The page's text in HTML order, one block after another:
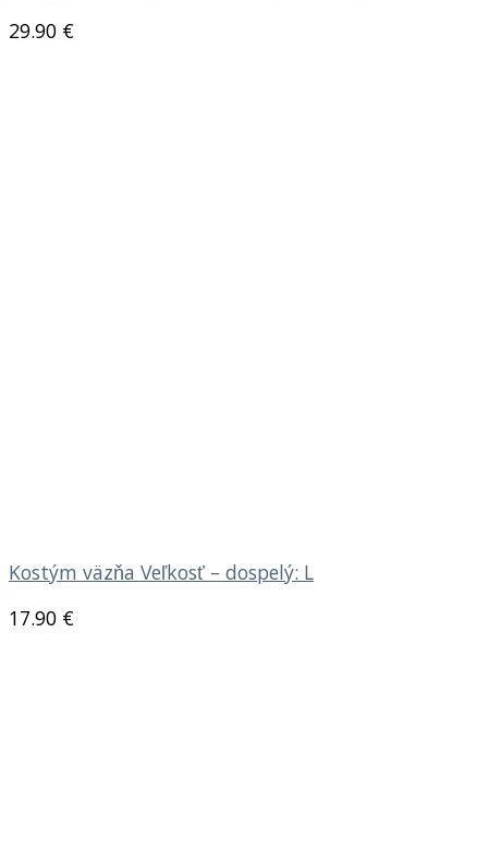
29.90 €
Kostým väzňa Veľkosť – dospelý: L
17.90 €